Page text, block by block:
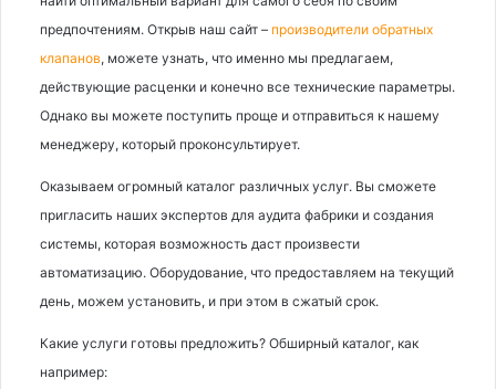
предпочтениям. Открыв наш сайт – производители обратных
клапанов, можете узнать, что именно мы предлагаем,
действующие расценки и конечно все технические параметры.
Однако вы можете поступить проще и отправиться к нашему
менеджеру, который проконсультирует.
Оказываем огромный каталог различных услуг. Вы сможете
пригласить наших экспертов для аудита фабрики и создания
системы, которая возможность даст произвести
автоматизацию. Оборудование, что предоставляем на текущий
день, можем установить, и при этом в сжатый срок.
Какие услуги готовы предложить? Обширный каталог, как
например: